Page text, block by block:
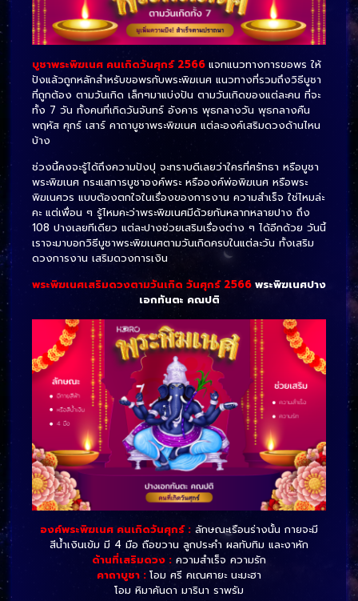
บูชาพระพิฆเนศ คนเกิดวันศุกร์ 2566 แจกแนวทางการขอพร ให้
ปังแล้วถูกหลักสำหรับขอพรกับพระพิฆเนศ แนวทางที่รวมถึงวิธีบูชา
ที่ถูกต้อง ตามวันเกิด เล็กๆมาแบ่งปัน ตามวันเกิดของแต่ละคน ที่จะ
ทั้ง 7 วัน ทั้งคนที่เกิดวันจันทร์ อังคาร พุธกลางวัน พุธกลางคืน
พฤหัส ศุกร์ เสาร์ คาถาบูชาพระพิฆเนศ แต่ละองค์เสริมดวงด้านไหน
บ้าง
ช่วงนี้คงจะรู้ได้ถึงความปังปุ จะทราบดีเลยว่าใครที่ศรัทธา หรือบูชา
พระพิฆเนศ กระแสการบูชาองค์พระ หรือองค์พ่อพิฆเนศ หรือพระ
พิฆเนศวร แบบต้องตกใจในเรื่องของการงาน ความสำเร็จ ใช่ไหมล่ะ
คะ แต่เพื่อน ๆ รู้ไหมคะว่าพระพิฆเนศมีด้วยกันหลากหลายปาง ถึง
108 ปางเลยทีเดียว แต่ละปางช่วยเสริมเรื่องต่าง ๆ ได้อีกด้วย วันนี้
เราจะมาบอกวิธีบูชาพระพิฆเนศตามวันเกิดครบในแต่ละวัน ทั้งเสริม
ดวงการงาน เสริมดวงการเงิน
พระพิฆเนศเสริมดวงตามวันเกิด วันศุกร์ 2566 พระพิฆเนศปาง
เอกทันตะ คณปติ
องค์พระพิฆเนศ คนเกิดวันศุกร์ : ลักษณะเรือนร่างนั้น กายจะมี
สีน้ำเงินเข้ม มี 4 มือ ถือขวาน ลูกประคำ ผลทับทิม และงาหัก
ด้านที่เสริมดวง : ความสำเร็จ ความรัก
คาถาบูชา : โอม ศรี คเณศายะ นะมะฮา
โอม หิมาคันดา มารินา ราพรัม